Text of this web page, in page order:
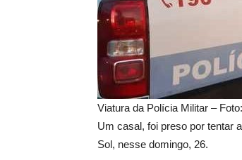
Viatura da Polícia Militar –
Um casal, foi preso por tentar
Sol, nesse domingo, 26.